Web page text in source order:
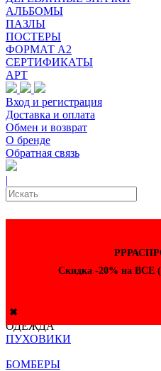
АЛЬБОМЫ
ПАЗЛЫ
ПОСТЕРЫ
ФОРМАТ А2
СЕРТИФИКАТЫ
АРТ
Вход и регистрация
Доставка и оплата
Обмен и возврат
О бренде
Обратная связь
|
Скидка -20% на ВСЕ
✖
ОДЕЖДА
ПУХОВИКИ
БОМБЕРЫ